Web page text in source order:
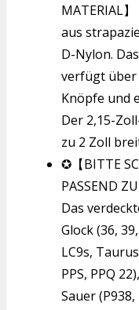
MATERIAL
aus
D-Nylon.
verfügt über
Knöpfe und
Der 2,15-
zu 2 Zoll
✪【BITTE
PASSEND
Das
Glock (36,
LC9s,
PPS, PPQ
Sauer (P938,